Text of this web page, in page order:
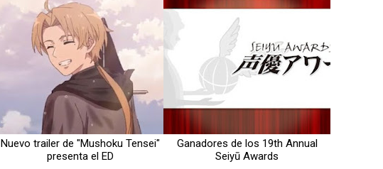
Nuevo trailer de "Mushoku Tensei"
presenta el ED
Ganadores de los 19th Annual
Seiyū Awards